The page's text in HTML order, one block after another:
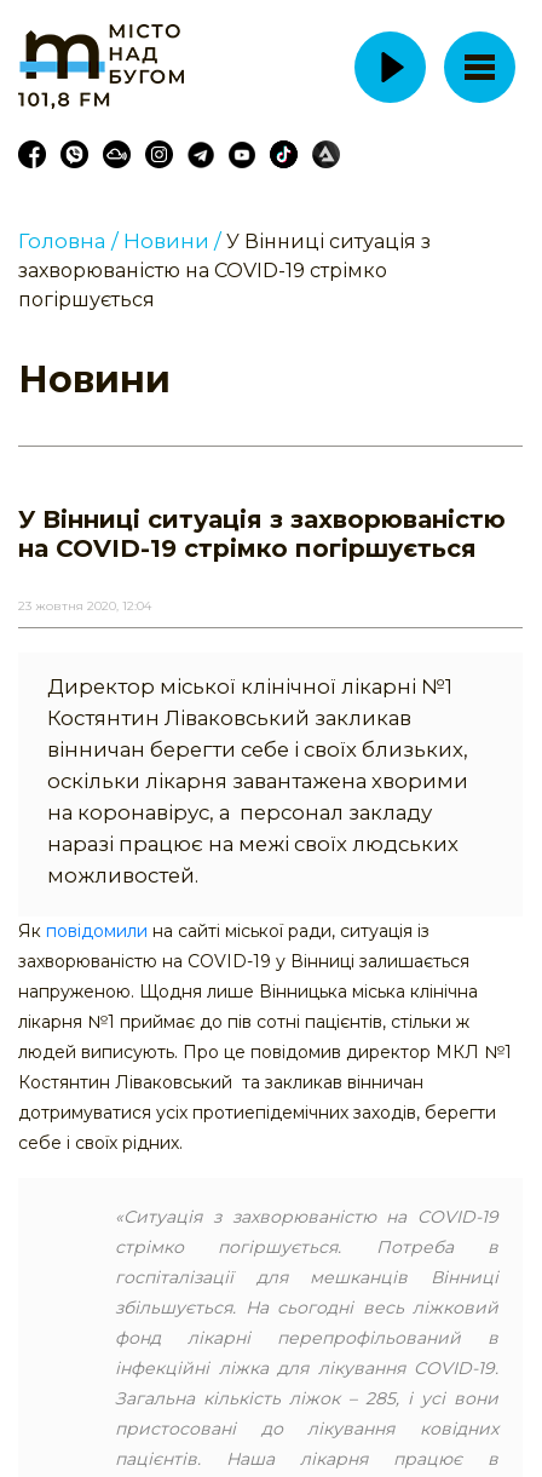
Головна / Новини / У Вінниці ситуація з
захворюваністю на COVID-19 стрімко
погіршується
Новини
У Вінниці ситуація з захворюваністю
на COVID-19 стрімко погіршується
23 жовтня 2020, 12:04
Директор міської клінічної лікарні №1
Костянтин Ліваковський закликав
вінничан берегти себе і своїх близьких,
оскільки лікарня завантажена хворими
на коронавірус, а персонал закладу
наразі працює на межі своїх людських
можливостей.
Як повідомили на сайті міської ради, ситуація із
захворюваністю на COVID-19 у Вінниці залишається
напруженою. Щодня лише Вінницька міська клінічна
лікарня №1 приймає до пів сотні пацієнтів, стільки ж
людей виписують. Про це повідомив директор МКЛ №1
Костянтин Ліваковський та закликав вінничан
дотримуватися усіх протиепідемічних заходів, берегти
себе і своїх рідних.
«Ситуація з захворюваністю на COVID-19
стрімко погіршується. Потреба в
госпіталізації для мешканців Вінниці
збільшується. На сьогодні весь ліжковий
фонд лікарні перепрофільований в
інфекційні ліжка для лікування COVID-19.
Загальна кількість ліжок – 285, і усі вони
пристосовані до лікування ковідних
пацієнтів. Наша лікарня працює в